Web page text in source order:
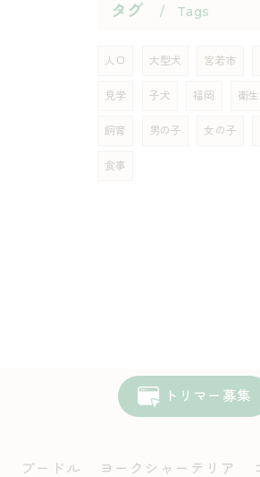
タグ Tags
人口 大型犬 宮若市
見学 子犬 福岡 衛
飼育 男の子 女の子
食事
トリマー募集
プードル ヨークシャーテリア